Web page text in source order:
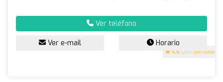
4.8 (201 opiniones)
Ver teléfono
Ver e-mail Horario